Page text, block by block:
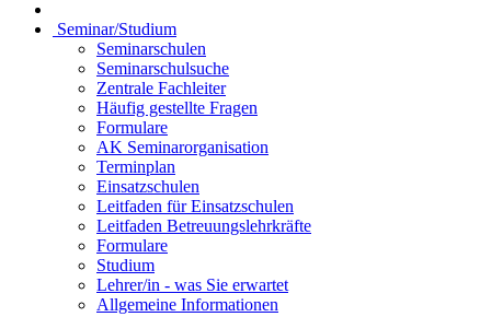
Seminar/Studium
Seminarschulen
Seminarschulsuche
Zentrale Fachleiter
Häufig gestellte Fragen
Formulare
AK Seminarorganisation
Terminplan
Einsatzschulen
Leitfaden für Einsatzschulen
Leitfaden Betreuungslehrkräfte
Formulare
Studium
Lehrer/in - was Sie erwartet
Allgemeine Informationen